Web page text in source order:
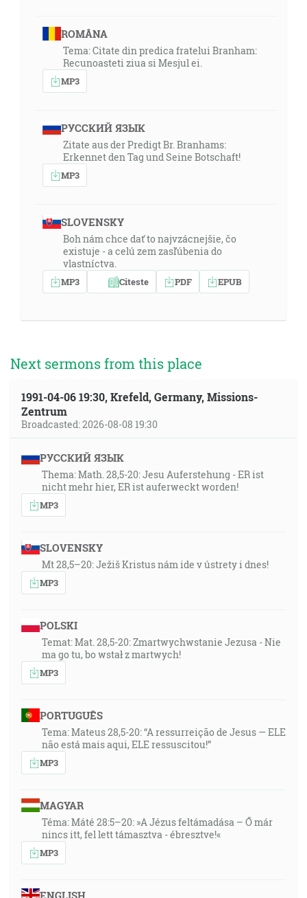
ROMÂNA
Tema: Citate din predica fratelui Branham:
Recunoasteti ziua si Mesjul ei.
MP3
РУССКИЙ ЯЗЫК
Zitate aus der Predigt Br. Branhams:
Erkennet den Tag und Seine Botschaft!
MP3
SLOVENSKY
Boh nám chce dať to najvzácnejšie, čo
existuje - a celú zem zasľúbenia do
vlastníctva.
MP3 Citeste PDF EPUB
Next sermons from this place
1991-04-06 19:30, Krefeld, Germany, Missions-
Zentrum
Broadcasted: 2026-08-08 19:30
РУССКИЙ ЯЗЫК
Thema: Math. 28,5-20: Jesu Auferstehung - ER ist
nicht mehr hier, ER ist auferweckt worden!
MP3
SLOVENSKY
Mt 28,5–20: Ježiš Kristus nám ide v ústrety i dnes!
MP3
POLSKI
Temat: Mat. 28,5-20: Zmartwychwstanie Jezusa - Nie
ma go tu, bo wstał z martwych!
MP3
PORTUGUÊS
Tema: Mateus 28,5-20: “A ressurreição de Jesus — ELE
não está mais aqui, ELE ressuscitou!”
MP3
MAGYAR
Téma: Máté 28:5–20: »A Jézus feltámadása – Ő már
nincs itt, fel lett támasztva - ébresztve!«
MP3
ENGLISH